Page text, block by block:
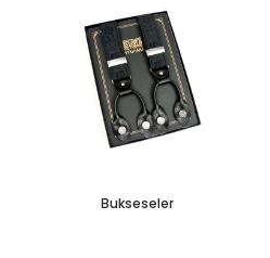
Bukseseler